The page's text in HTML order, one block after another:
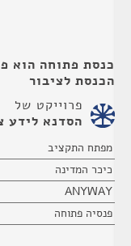
כנסת פתוחה הוא
הכנסת לציבור
פרוייקט של
הסדנא לידע
מפתח התקציב
כיכר המדינה
ANYWAY
פנסיה פתוחה